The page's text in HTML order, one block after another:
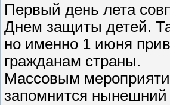
Первый день лета
Днем защиты детей.
но именно 1 июня
гражданам страны.
Массовым
запомнится